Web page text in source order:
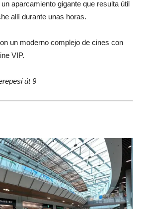
aparcamiento gigante que resulta útil
allí durante unas horas.
un moderno complejo de cines con
VIP.
út 9